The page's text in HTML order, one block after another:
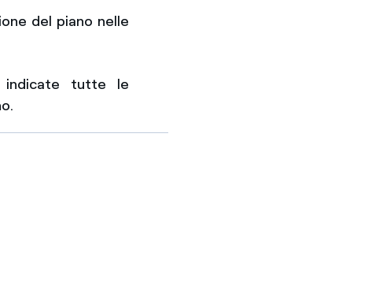
del piano nelle
indicate tutte le